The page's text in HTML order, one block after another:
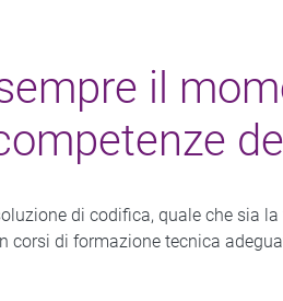
il
di codifica, quale che sia
corsi di formazione tecnica